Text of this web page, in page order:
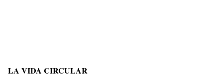
LA VIDA CIRCULAR